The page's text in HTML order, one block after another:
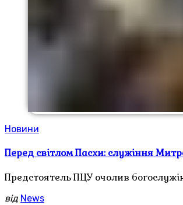
Новини
Перед світлом Пасхи: служіння
Предстоятель ПЦУ очолив
від News